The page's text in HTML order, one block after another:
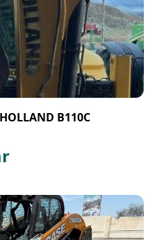
B110C